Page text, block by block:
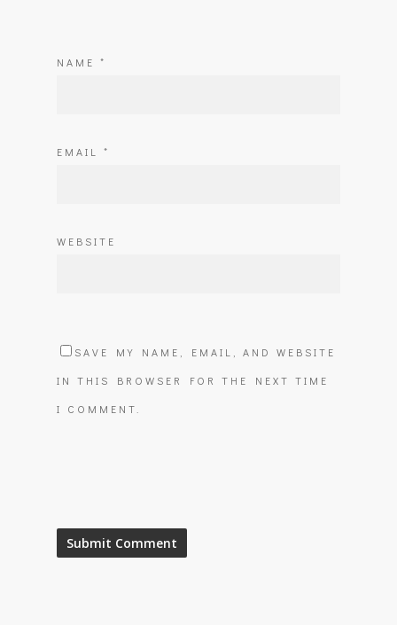
NAME *
EMAIL *
WEBSITE
SAVE MY NAME, EMAIL, AND WEBSITE
IN THIS BROWSER FOR THE NEXT TIME
I COMMENT.